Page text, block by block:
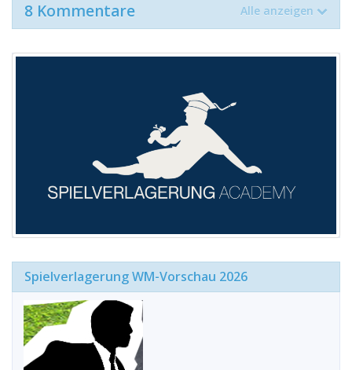
8 Kommentare Alle anzeigen
Spielverlagerung WM-Vorschau 2026